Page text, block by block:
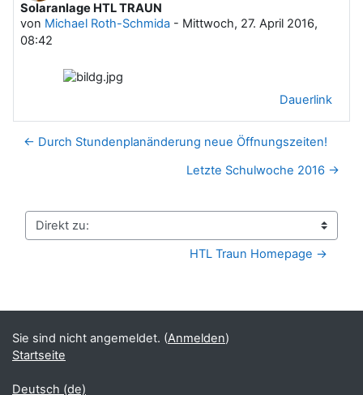
Solaranlage HTL TRAUN
von Michael Roth-Schmida - Mittwoch, 27. April 2016,
08:42
Anzahl Antworten: 0
Dauerlink
← Durch Stundenplanänderung neue Öffnungszeiten!
Letzte Schulwoche 2016 →
Direkt zu:
HTL Traun Homepage →
Sie sind nicht angemeldet. (Anmelden)
Startseite
Deutsch ‎(de)‎